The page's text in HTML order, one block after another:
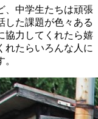
、中学生たちは頑張
した課題が色々ある
協力してくれたら嬉
れたらいろんな人に